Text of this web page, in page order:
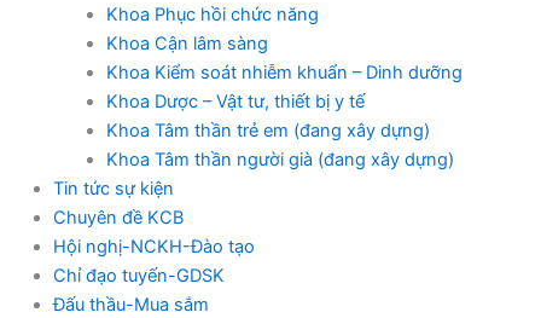
Khoa Phục hồi chức năng
Khoa Cận lâm sàng
Khoa Kiểm soát nhiễm khuẩn – Dinh dưỡng
Khoa Dược – Vật tư, thiết bị y tế
Khoa Tâm thần trẻ em (đang xây dựng)
Khoa Tâm thần người già (đang xây dựng)
Tin tức sự kiện
Chuyên đề KCB
Hội nghị-NCKH-Đào tạo
Chỉ đạo tuyến-GDSK
Đấu thầu-Mua sắm